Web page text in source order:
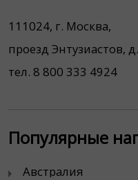
111024, г. Москва,
проезд Энтузиастов,
тел. 8 800 333 4924
Популярные
Австралия